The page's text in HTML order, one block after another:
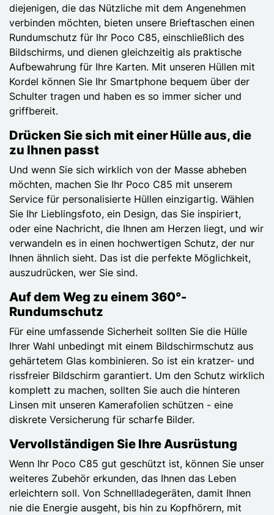
diejenigen, die das Nützliche mit dem Angenehmen
verbinden möchten, bieten unsere Brieftaschen einen
Rundumschutz für Ihr Poco C85, einschließlich des
Bildschirms, und dienen gleichzeitig als praktische
Aufbewahrung für Ihre Karten. Mit unseren Hüllen mit
Kordel können Sie Ihr Smartphone bequem über der
Schulter tragen und haben es so immer sicher und
griffbereit.
Drücken Sie sich mit einer Hülle aus, die
zu Ihnen passt
Und wenn Sie sich wirklich von der Masse abheben
möchten, machen Sie Ihr Poco C85 mit unserem
Service für personalisierte Hüllen einzigartig. Wählen
Sie Ihr Lieblingsfoto, ein Design, das Sie inspiriert,
oder eine Nachricht, die Ihnen am Herzen liegt, und wir
verwandeln es in einen hochwertigen Schutz, der nur
Ihnen ähnlich sieht. Das ist die perfekte Möglichkeit,
auszudrücken, wer Sie sind.
Auf dem Weg zu einem 360°-
Rundumschutz
Für eine umfassende Sicherheit sollten Sie die Hülle
Ihrer Wahl unbedingt mit einem Bildschirmschutz aus
gehärtetem Glas kombinieren. So ist ein kratzer- und
rissfreier Bildschirm garantiert. Um den Schutz wirklich
komplett zu machen, sollten Sie auch die hinteren
Linsen mit unseren Kamerafolien schützen - eine
diskrete Versicherung für scharfe Bilder.
Vervollständigen Sie Ihre Ausrüstung
Wenn Ihr Poco C85 gut geschützt ist, können Sie unser
weiteres Zubehör erkunden, das Ihnen das Leben
erleichtern soll. Von Schnellladegeräten, damit Ihnen
nie die Energie ausgeht, bis hin zu Kopfhörern, mit